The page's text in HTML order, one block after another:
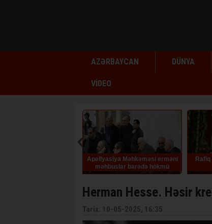
AZƏRBAYCAN DÜNYA
VİDEO
Rafiq Tağının doğum günüdür Elm
Herman Hesse. Həsir